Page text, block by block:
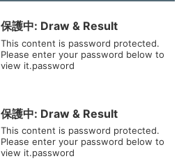
保護中: Draw & Result
This content is password protected.
Please enter your password below to
view it.password
保護中: Draw & Result
This content is password protected.
Please enter your password below to
view it.password